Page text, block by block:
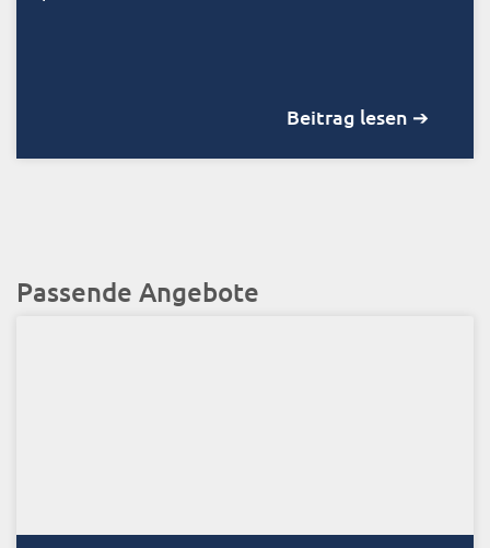
Beitrag lesen ➔
Passende Angebote